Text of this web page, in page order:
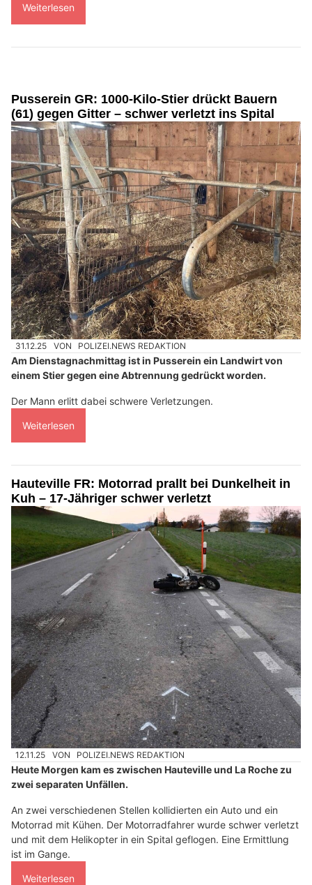
Weiterlesen
Pusserein GR: 1000-Kilo-Stier drückt Bauern
(61) gegen Gitter – schwer verletzt ins Spital
31.12.25 VON POLIZEI.NEWS REDAKTION
Am Dienstagnachmittag ist in Pusserein ein Landwirt von
einem Stier gegen eine Abtrennung gedrückt worden.
Der Mann erlitt dabei schwere Verletzungen.
Weiterlesen
Hauteville FR: Motorrad prallt bei Dunkelheit in
Kuh – 17-Jähriger schwer verletzt
12.11.25 VON POLIZEI.NEWS REDAKTION
Heute Morgen kam es zwischen Hauteville und La Roche zu
zwei separaten Unfällen.
An zwei verschiedenen Stellen kollidierten ein Auto und ein
Motorrad mit Kühen. Der Motorradfahrer wurde schwer verletzt
und mit dem Helikopter in ein Spital geflogen. Eine Ermittlung
ist im Gange.
Weiterlesen